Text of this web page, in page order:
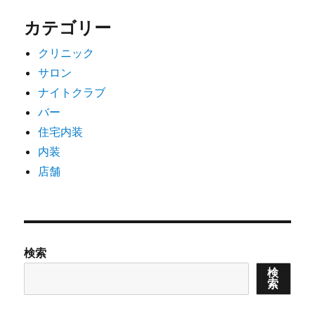
カテゴリー
クリニック
サロン
ナイトクラブ
バー
住宅内装
内装
店舗
検索
検
索